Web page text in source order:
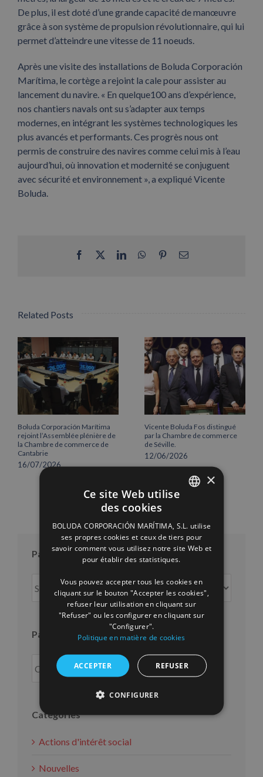
De plus, il est doté d’une grande capacité de manœuvre
grâce à son système de propulsion révolutionnaire, qui lui
permet d’atteindre une vitesse de 11 noeuds.
Après une visite des installations de Boluda Corporación
Marítima, le cortège a rejoint la cale pour assister au
lancement du navire. « En quelque100 ans d’expérience,
nos chantiers navals ont su s’adapter aux temps
modernes, en intégrant les systèmes technologiques les
plus avancés et performants. Ces progrès nous ont
permis de construire des navires comme celui mis à l’eau
aujourd’hui, où innovation et modernité se conjuguent
avec sécurité et environnement », a expliqué Vicente
Boluda.
Facebook LinkedInWhatsApp
PinterestEmail
Related Posts
Boluda Corporación Marítima
rejoint l’Assemblée plénière de
la Chambre de commerce de
Cantabrie
16/07/2026
Vicente Boluda Fos distingué
par la Chambre de commerce
de Séville.
12/06/2026
Par mois
mois
Par an
Catégories
Actions d'intérêt social
Nouvelles
ENGLISH
FRENCH
×
Ce site Web utilise
des cookies
BOLUDA CORPORACIÓN MARÍTIMA, S.L. utilise
ses propres cookies et ceux de tiers pour
savoir comment vous utilisez notre site Web et
pour établir des statistiques.
Vous pouvez accepter tous les cookies en
cliquant sur le bouton "Accepter les cookies",
refuser leur utilisation en cliquant sur
"Refuser" ou les configurer en cliquant sur
"Configurer".
Politique en matière de cookies
ACCEPTER REFUSER
CONFIGURER